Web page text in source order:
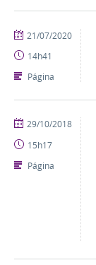
publicado
21/07/2020
14h41
Página
publicado
29/10/2018
15h17
Página